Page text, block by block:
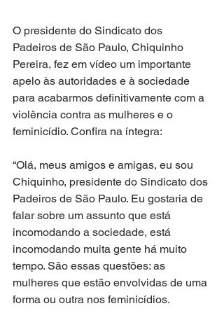
O presidente do Sindicato dos
Padeiros de São Paulo, Chiquinho
Pereira, fez em vídeo um importante
apelo às autoridades e à sociedade
para acabarmos definitivamente com a
violência contra as mulheres e o
feminicídio. Confira na íntegra:
“Olá, meus amigos e amigas, eu sou
Chiquinho, presidente do Sindicato dos
Padeiros de São Paulo. Eu gostaria de
falar sobre um assunto que está
incomodando a sociedade, está
incomodando muita gente há muito
tempo. São essas questões: as
mulheres que estão envolvidas de uma
forma ou outra nos feminicídios.